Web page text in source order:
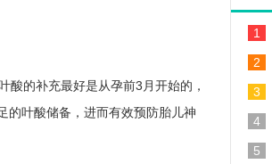
酸的补充最好是从孕前3月开始的，
的叶酸储备，进而有效预防胎儿神
1
2
3
4
5